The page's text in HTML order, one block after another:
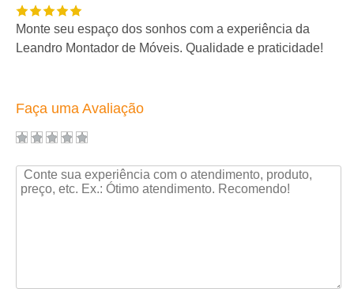
Monte seu espaço dos sonhos com a experiência da
Leandro Montador de Móveis. Qualidade e praticidade!
Faça uma Avaliação